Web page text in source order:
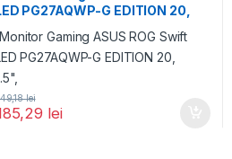
PG27AQWP-G EDITION 20,
lei
lei